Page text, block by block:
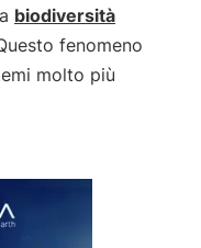
biodiversità
fenomeno
molto più